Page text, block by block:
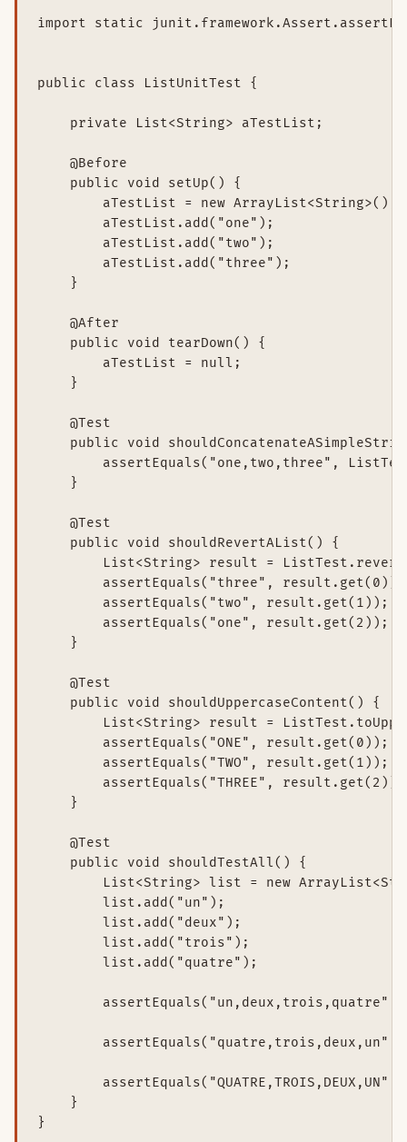
import static
public class ListUnitTest {
    private List<String> aTestList;
    @Before
    public void setUp() {
        aTestList = new ArrayList<String>();
        aTestList.add("one");
        aTestList.add("two");
        aTestList.add("three");
    }
    @After
    public void tearDown() {
        aTestList = null;
    }
    @Test
public void
assertEquals("one,two,three",
    }
    @Test
    public void shouldRevertAList() {
List<String> result =
        assertEquals("three", result.get(0));
        assertEquals("two", result.get(1));
        assertEquals("one", result.get(2));
    }
    @Test
    public void shouldUppercaseContent() {
List<String> result =
        assertEquals("ONE", result.get(0));
        assertEquals("TWO", result.get(1));
        assertEquals("THREE", result.get(2));
    }
    @Test
    public void shouldTestAll() {
List<String> list = new
        list.add("un");
        list.add("deux");
        list.add("trois");
        list.add("quatre");
assertEquals("un,deux,trois,quatre",
    }
}